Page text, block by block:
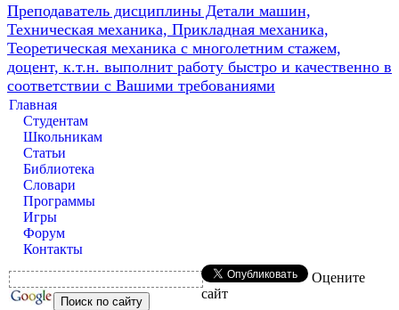
Преподаватель дисциплины Детали машин,
Техническая механика, Прикладная механика,
Теоретическая механика с многолетним стажем,
доцент, к.т.н. выполнит работу быстро и качественно в
соответствии с Вашими требованиями
Главная
Студентам
Школьникам
Статьи
Библиотека
Словари
Программы
Игры
Форум
Контакты
Оцените
сайт